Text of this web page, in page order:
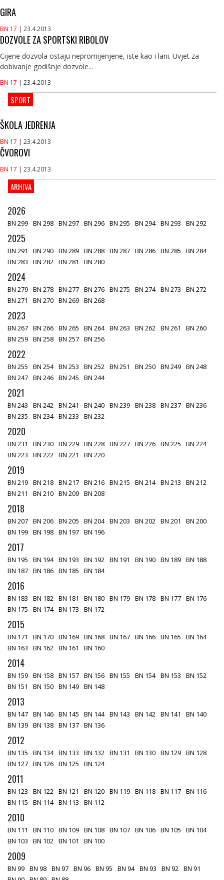
GIRA
BN 17 | 23.4.2013
DOZVOLE ZA SPORTSKI RIBOLOV
Cijene dozvola ostaju nepromijenjene, iste kao i lani. Uvjet za
dobivanje godišnje dozvole...
BN 17 | 23.4.2013
SPORT
ŠKOLA JEDRENJA
BN 17 | 23.4.2013
ČVOROVI
BN 17 | 23.4.2013
ARHIVA
2026
BN 299 BN 298 BN 297 BN 296 BN 295 BN 294 BN 293 BN 292
2025
BN 291 BN 290 BN 289 BN 288 BN 287 BN 286 BN 285
BN 284
BN 283
BN 282 BN 281 BN 280
2024
BN 279 BN 278 BN 277 BN 276 BN 275 BN 274 BN 273
BN 272
BN 271
BN 270 BN 269 BN 268
2023
BN 267 BN 266 BN 265 BN 264 BN 263 BN 262 BN 261
BN 260
BN 259 BN 258 BN 257 BN 256
2022
BN 255 BN 254 BN 253 BN 252 BN 251 BN 250 BN 249 BN 248
BN 247 BN 246 BN 245 BN 244
2021
BN 243 BN 242 BN 241 BN 240 BN 239 BN 238 BN 237 BN 236
BN 235
BN 234 BN 233 BN 232
2020
BN 231 BN 230 BN 229 BN 228 BN 227 BN 226 BN 225
BN 224
BN 223
BN 222 BN 221 BN 220
2019
BN 219 BN 218 BN 217 BN 216 BN 215 BN 214 BN 213
BN 212
BN 211
BN 210 BN 209 BN 208
2018
BN 207 BN 206 BN 205 BN 204 BN 203 BN 202 BN 201
BN 200
BN 199 BN 198 BN 197 BN 196
2017
BN 195 BN 194 BN 193 BN 192 BN 191 BN 190 BN 189 BN 188
BN 187 BN 186 BN 185 BN 184
2016
BN 183 BN 182 BN 181 BN 180 BN 179 BN 178 BN 177 BN 176
BN 175
BN 174 BN 173 BN 172
2015
BN 171 BN 170 BN 169 BN 168 BN 167 BN 166 BN 165
BN 164
BN 163
BN 162 BN 161 BN 160
2014
BN 159 BN 158 BN 157 BN 156 BN 155 BN 154 BN 153
BN 152
BN 151
BN 150 BN 149 BN 148
2013
BN 147 BN 146 BN 145 BN 144 BN 143 BN 142 BN 141
BN 140
BN 139 BN 138 BN 137 BN 136
2012
BN 135 BN 134 BN 133 BN 132 BN 131 BN 130 BN 129 BN 128
BN 127 BN 126 BN 125 BN 124
2011
BN 123 BN 122 BN 121 BN 120 BN 119 BN 118 BN 117 BN 116
BN 115
BN 114 BN 113 BN 112
2010
BN 111 BN 110 BN 109 BN 108 BN 107 BN 106 BN 105
BN 104
BN 103
BN 102 BN 101 BN 100
2009
BN 99 BN 98 BN 97 BN 96 BN 95 BN 94 BN 93 BN 92 BN 91